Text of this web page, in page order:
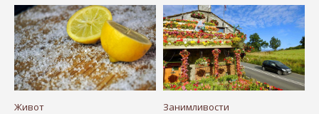
Живот Занимливости